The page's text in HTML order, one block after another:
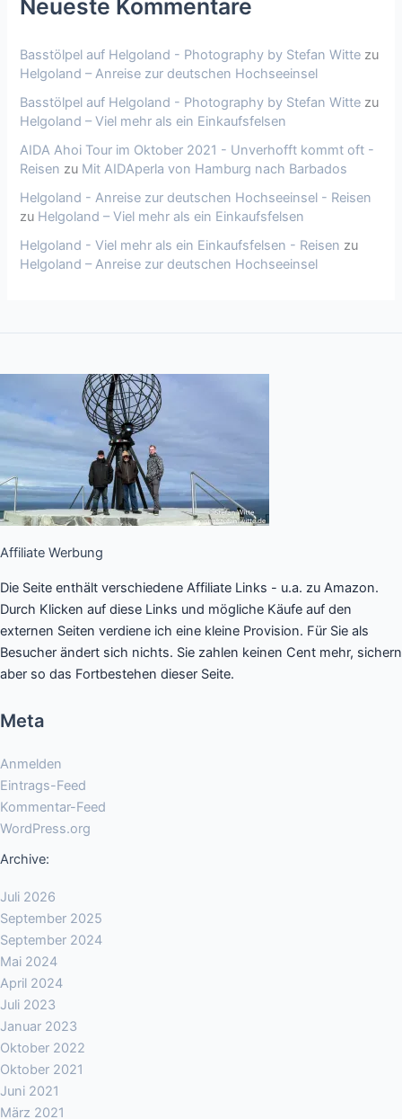
Neueste Kommentare
Basstölpel auf Helgoland - Photography by Stefan Witte zu
Helgoland – Anreise zur deutschen Hochseeinsel
Basstölpel auf Helgoland - Photography by Stefan Witte zu
Helgoland – Viel mehr als ein Einkaufsfelsen
AIDA Ahoi Tour im Oktober 2021 - Unverhofft kommt oft -
Reisen zu Mit AIDAperla von Hamburg nach Barbados
Helgoland - Anreise zur deutschen Hochseeinsel - Reisen
zu Helgoland – Viel mehr als ein Einkaufsfelsen
Helgoland - Viel mehr als ein Einkaufsfelsen - Reisen zu
Helgoland – Anreise zur deutschen Hochseeinsel
Affiliate Werbung
Die Seite enthält verschiedene Affiliate Links - u.a. zu Amazon.
Durch Klicken auf diese Links und mögliche Käufe auf den
externen Seiten verdiene ich eine kleine Provision. Für Sie als
Besucher ändert sich nichts. Sie zahlen keinen Cent mehr, sichern
aber so das Fortbestehen dieser Seite.
Meta
Anmelden
Eintrags-Feed
Kommentar-Feed
WordPress.org
Archive:
Juli 2026
September 2025
September 2024
Mai 2024
April 2024
Juli 2023
Januar 2023
Oktober 2022
Oktober 2021
Juni 2021
März 2021